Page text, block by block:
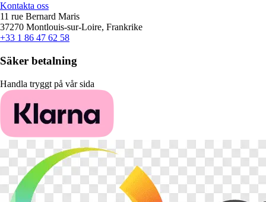
Kontakta oss
11 rue Bernard Maris
37270 Montlouis-sur-Loire, Frankrike
+33 1 86 47 62 58
Säker betalning
Handla tryggt på vår sida